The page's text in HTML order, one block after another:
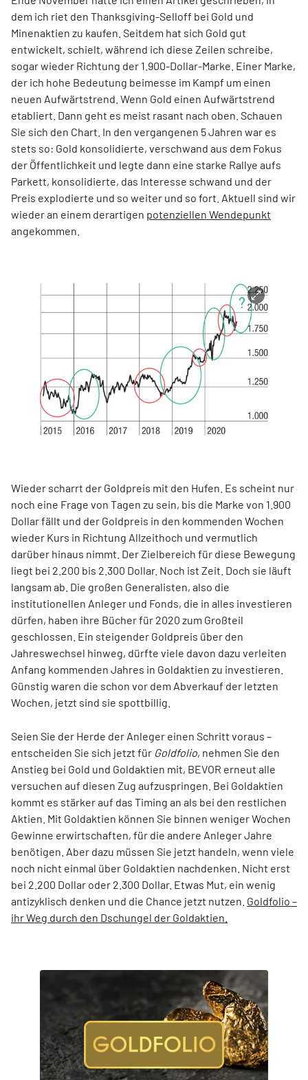
dem ich riet den Thanksgiving-Selloff bei Gold und
Minenaktien zu kaufen. Seitdem hat sich Gold gut
entwickelt, schielt, während ich diese Zeilen schreibe,
sogar wieder Richtung der 1.900-Dollar-Marke. Einer Marke,
der ich hohe Bedeutung beimesse im Kampf um einen
neuen Aufwärtstrend. Wenn Gold einen Aufwärtstrend
etabliert. Dann geht es meist rasant nach oben. Schauen
Sie sich den Chart. In den vergangenen 5 Jahren war es
stets so: Gold konsolidierte, verschwand aus dem Fokus
der Öffentlichkeit und legte dann eine starke Rallye aufs
Parkett, konsolidierte, das Interesse schwand und der
Preis explodierte und so weiter und so fort. Aktuell sind wir
wieder an einem derartigen potenziellen Wendepunkt
angekommen.
Wieder scharrt der Goldpreis mit den Hufen. Es scheint nur
noch eine Frage von Tagen zu sein, bis die Marke von 1.900
Dollar fällt und der Goldpreis in den kommenden Wochen
wieder Kurs in Richtung Allzeithoch und vermutlich
darüber hinaus nimmt. Der Zielbereich für diese Bewegung
liegt bei 2.200 bis 2.300 Dollar. Noch ist Zeit. Doch sie läuft
langsam ab. Die großen Generalisten, also die
institutionellen Anleger und Fonds, die in alles investieren
dürfen, haben ihre Bücher für 2020 zum Großteil
geschlossen. Ein steigender Goldpreis über den
Jahreswechsel hinweg, dürfte viele davon dazu verleiten
Anfang kommenden Jahres in Goldaktien zu investieren.
Günstig waren die schon vor dem Abverkauf der letzten
Wochen, jetzt sind sie spottbillig.
Seien Sie der Herde der Anleger einen Schritt voraus –
entscheiden Sie sich jetzt für Goldfolio, nehmen Sie den
Anstieg bei Gold und Goldaktien mit, BEVOR erneut alle
versuchen auf diesen Zug aufzuspringen. Bei Goldaktien
kommt es stärker auf das Timing an als bei den restlichen
Aktien. Mit Goldaktien können Sie binnen weniger Wochen
Gewinne erwirtschaften, für die andere Anleger Jahre
benötigen. Aber dazu müssen Sie jetzt handeln, wenn viele
noch nicht einmal über Goldaktien nachdenken. Nicht erst
bei 2.200 Dollar oder 2.300 Dollar. Etwas Mut, ein wenig
antizyklisch denken und die Chance jetzt nutzen. Goldfolio –
ihr Weg durch den Dschungel der Goldaktien.